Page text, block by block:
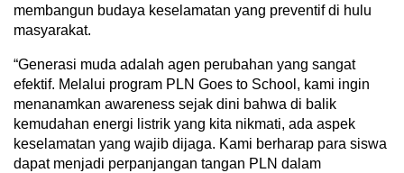
membangun budaya keselamatan yang preventif di hulu
masyarakat.
“Generasi muda adalah agen perubahan yang sangat
efektif. Melalui program PLN Goes to School, kami ingin
menanamkan awareness sejak dini bahwa di balik
kemudahan energi listrik yang kita nikmati, ada aspek
keselamatan yang wajib dijaga. Kami berharap para siswa
dapat menjadi perpanjangan tangan PLN dalam